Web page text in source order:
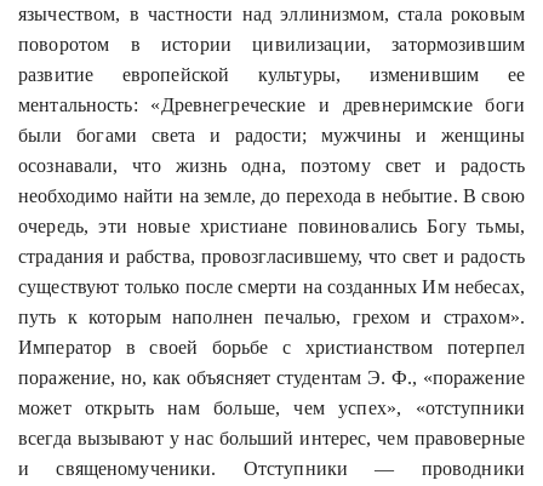
язычеством, в частности над эллинизмом, стала роковым
поворотом в истории цивилизации, затормозившим
развитие европейской культуры, изменившим ее
ментальность: «Древнегреческие и древнеримские боги
были богами света и радости; мужчины и женщины
осознавали, что жизнь одна, поэтому свет и радость
необходимо найти на земле, до перехода в небытие. В свою
очередь, эти новые христиане повиновались Богу тьмы,
страдания и рабства, провозгласившему, что свет и радость
существуют только после смерти на созданных Им небесах,
путь к которым наполнен печалью, грехом и страхом».
Император в своей борьбе с христианством потерпел
поражение, но, как объясняет студентам Э. Ф., «поражение
может открыть нам больше, чем успех», «отступники
всегда вызывают у нас больший интерес, чем правоверные
исвященомученики. Отступники — проводники